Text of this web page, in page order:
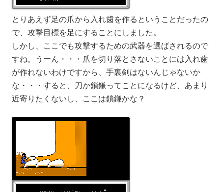
とりあえず足の爪から入れ歯を作るということだったの
で、攻撃目標を足にすることにしました。
しかし、ここでも攻撃するための武器を選ばされるので
すね。うーん・・・爪を切り落とさないことには入れ歯
が作れないわけですから、手裏剣はないんじゃないか
な・・・すると、刀か鎖鎌ってことになるけど、あまり
近寄りたくないし、ここは鎖鎌かな？